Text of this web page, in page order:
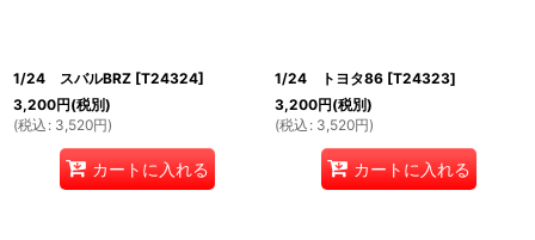
1/24 スバルBRZ [T24324]
3,200円(税別)
(税込 : 3,520円)
カートに入れる
1/24 トヨタ86 [T24323]
3,200円(税別)
(税込 : 3,520円)
カートに入れる